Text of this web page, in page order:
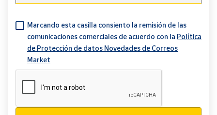
Marcando esta casilla consiento la remisión de las
comunicaciones comerciales de acuerdo con la Política
de Protección de datos Novedades de Correos
Market